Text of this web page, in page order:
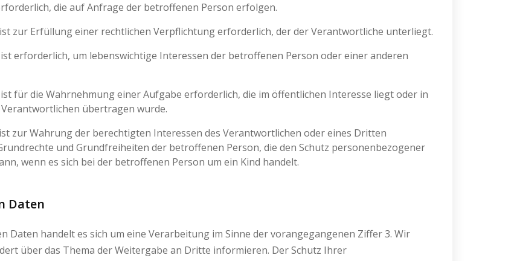
die auf Anfrage der betroffenen Person erfolgen.
ist zur Erfüllung einer rechtlichen Verpflichtung erforderlich, der der Verantwortliche unterliegt.
ist erforderlich, um lebenswichtige Interessen der betroffenen Person oder einer anderen
ist für die Wahrnehmung einer Aufgabe erforderlich, die im öffentlichen Interesse liegt oder in
übertragen wurde.
ist zur Wahrung der berechtigten Interessen des Verantwortlichen oder eines Dritten
und Grundfreiheiten der betroffenen Person, die den Schutz personenbezogener
wenn es sich bei der betroffenen Person um ein Kind handelt.
Daten
Daten handelt es sich um eine Verarbeitung im Sinne der vorangegangenen Ziffer 3. Wir
über das Thema der Weitergabe an Dritte informieren. Der Schutz Ihrer